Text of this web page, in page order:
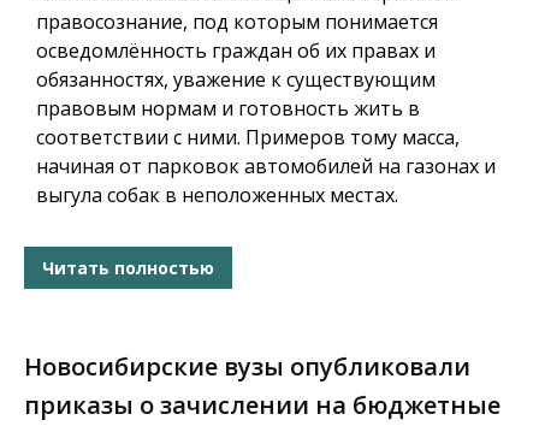
правосознание, под которым понимается
осведомлённость граждан об их правах и
обязанностях, уважение к существующим
правовым нормам и готовность жить в
соответствии с ними. Примеров тому масса,
начиная от парковок автомобилей на газонах и
выгула собак в неположенных местах.
Читать полностью
Новосибирские вузы опубликовали
приказы о зачислении на бюджетные